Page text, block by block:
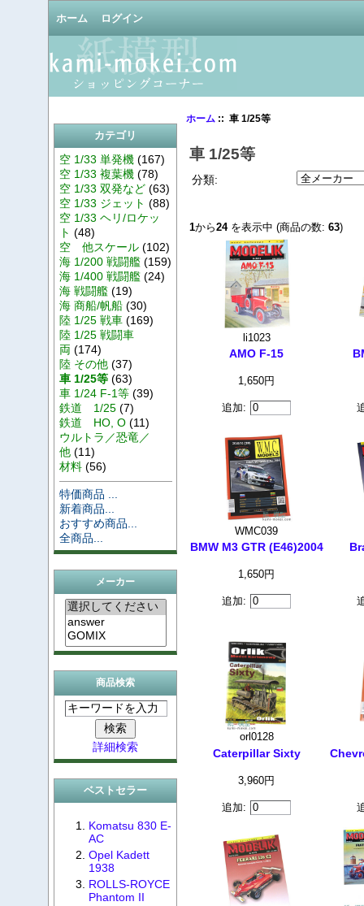
ホーム ログイン
カテゴリ
空 1/33 単発機(167)
空 1/33 複葉機(78)
空 1/33 双発など(63)
空 1/33 ジェット (88)
空 1/33 ヘリ/ロケッ
ト (48)
空 他スケール(102)
海 1/200 戦闘艦(159)
海 1/400 戦闘艦(24)
海 戦闘艦(19)
海 商船/帆船(30)
陸 1/25 戦車(169)
陸 1/25 戦闘車
両 (174)
陸 その他(37)
車 1/25等(63)
車 1/24 F-1等(39)
鉄道 1/25(7)
鉄道 HO, O(11)
ウルトラ／恐竜／
他(11)
材料(56)
特価商品 ...
新着商品...
おすすめ商品...
全商品...
メーカー
商品検索
詳細検索
ベストセラー
Komatsu 830 E-
AC
Opel Kadett
1938
ROLLS-ROYCE
Phantom II
ホーム:: 車 1/25等
車 1/25等
分類:
1から24を表示中 (商品の数:63)
li1023
AMO F-15
1,650円
追加:
WMC039
BMW M3 GTR (E46)2004
1,650円
追加:
orl0128
Caterpillar Sixty
3,960円
追加: